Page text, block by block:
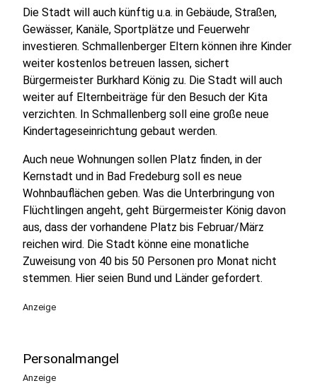
Die Stadt will auch künftig u.a. in Gebäude, Straßen,
Gewässer, Kanäle, Sportplätze und Feuerwehr
investieren. Schmallenberger Eltern können ihre Kinder
weiter kostenlos betreuen lassen, sichert
Bürgermeister Burkhard König zu. Die Stadt will auch
weiter auf Elternbeiträge für den Besuch der Kita
verzichten. In Schmallenberg soll eine große neue
Kindertageseinrichtung gebaut werden.
Auch neue Wohnungen sollen Platz finden, in der
Kernstadt und in Bad Fredeburg soll es neue
Wohnbauflächen geben. Was die Unterbringung von
Flüchtlingen angeht, geht Bürgermeister König davon
aus, dass der vorhandene Platz bis Februar/März
reichen wird. Die Stadt könne eine monatliche
Zuweisung von 40 bis 50 Personen pro Monat nicht
stemmen. Hier seien Bund und Länder gefordert.
Anzeige
Personalmangel
Anzeige